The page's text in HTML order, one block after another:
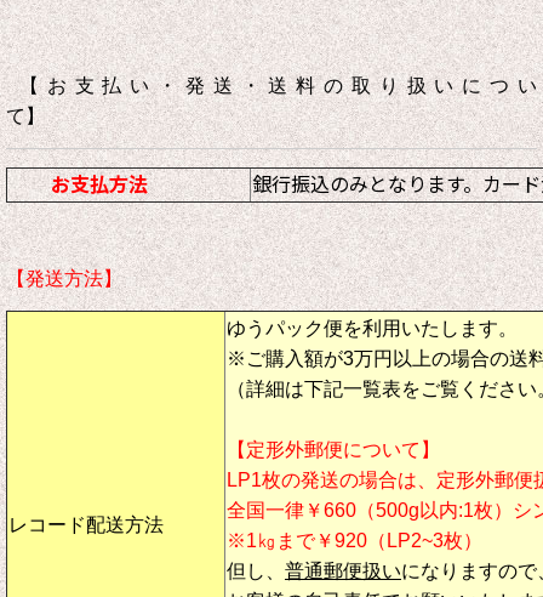
【お支払い・発送・送料の取り扱いについ
て】
お支払方法 銀行振込のみとなります。カー
【発送方法】
レコード配送方法
ゆうパック便を利用いたします。
※ご購入額が3万円以上の場合の送
（詳細は下記一覧表をご覧ください
【定形外郵便について】
LP1枚の発送の場合は、定形外郵便
全国一律￥660（500g以内:1枚）シ
※1㎏まで￥920（LP2~3枚）
但し、 普通郵便扱いになりますの